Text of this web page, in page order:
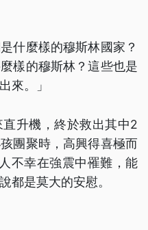
什麼樣的穆斯林國家？
樣的穆斯林？這些也是
來。」
升機，終於救出其中2
團聚時，高興得喜極而
不幸在強震中罹難，能
都是莫大的安慰。